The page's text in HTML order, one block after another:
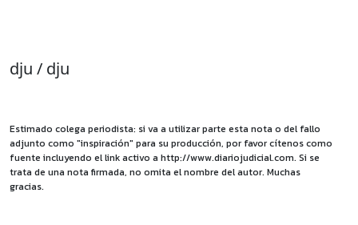
dju / dju
Estimado colega periodista: si va a utilizar parte esta nota o del fallo
adjunto como "inspiración" para su producción, por favor cítenos como
fuente incluyendo el link activo a http://www.diariojudicial.com. Si se
trata de una nota firmada, no omita el nombre del autor. Muchas
gracias.